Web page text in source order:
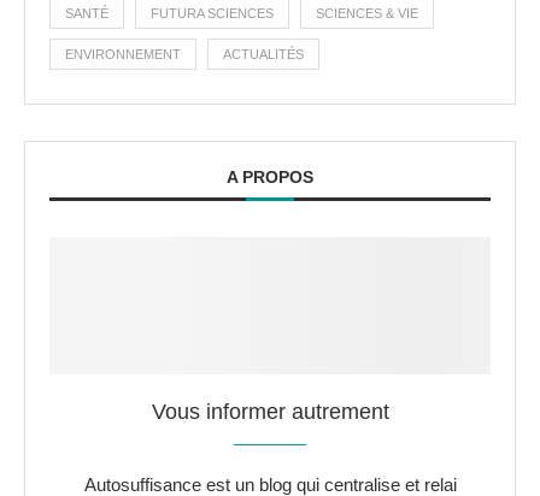
SANTÉ FUTURA SCIENCES SCIENCES & VIE
ENVIRONNEMENT ACTUALITÉS
A PROPOS
Vous informer autrement
Autosuffisance est un blog qui centralise et relai